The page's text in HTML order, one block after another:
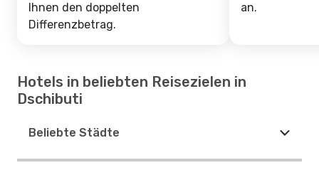
Ihnen den doppelten
Differenzbetrag.
an.
Hotels in beliebten Reisezielen in
Dschibuti
Beliebte Städte